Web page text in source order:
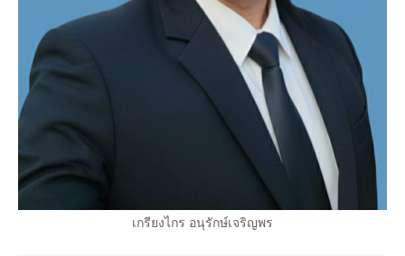
เกรียงไกร อนุรักษ์เจริญพร